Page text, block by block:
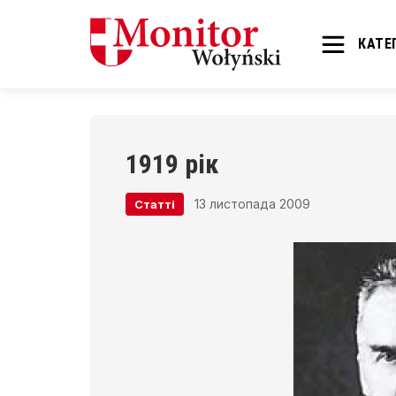
1919 рік
Статті 13 листопада 2009